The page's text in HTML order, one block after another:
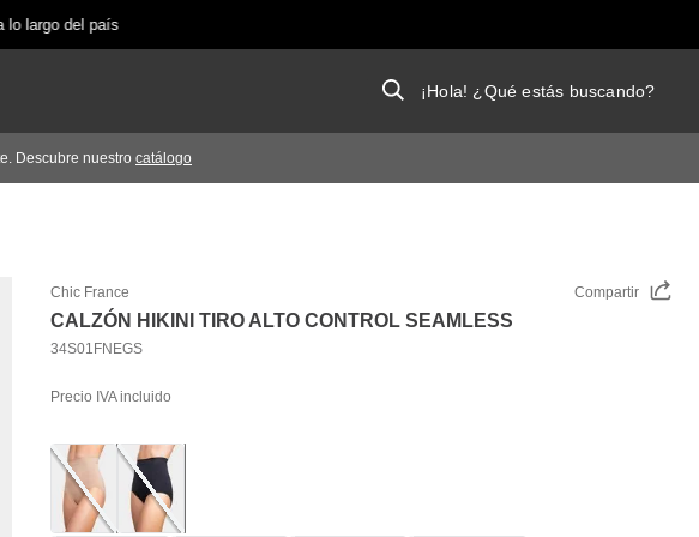
lo largo del país
Descubre nuestro catálogo
Chic France Compartir
CALZÓN HIKINI TIRO ALTO CONTROL SEAMLESS
34S01FNEGS
Precio IVA incluido